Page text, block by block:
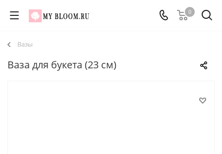
0
Вазы
Ваза для букета (23 см)